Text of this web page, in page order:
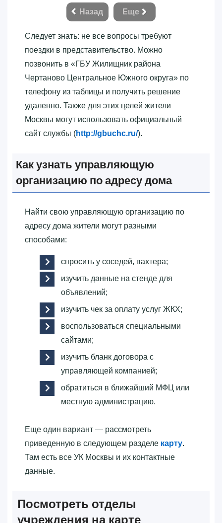
Назад
Еще
Следует знать: не все вопросы требуют
поездки в представительство. Можно
позвонить в «‎ГБУ Жилищник района
Чертаново Центральное Южного округа»‎ по
телефону из таблицы и получить решение
удаленно. Также для этих целей жители
Москвы могут использовать официальный
сайт службы (http://gbuchc.ru/).
Как узнать управляющую
организацию по адресу дома
Найти свою управляющую организацию по
адресу дома жители могут разными
способами:
спросить у соседей, вахтера;
изучить данные на стенде для
объявлений;
изучить чек за оплату услуг ЖКХ;
воспользоваться специальными
сайтами;
изучить бланк договора с
управляющей компанией;
обратиться в ближайший МФЦ или
местную администрацию.
Еще один вариант — рассмотреть
приведенную в следующем разделе карту.
Там есть все УК Москвы и их контактные
данные.
Посмотреть отделы
учреждения на карте